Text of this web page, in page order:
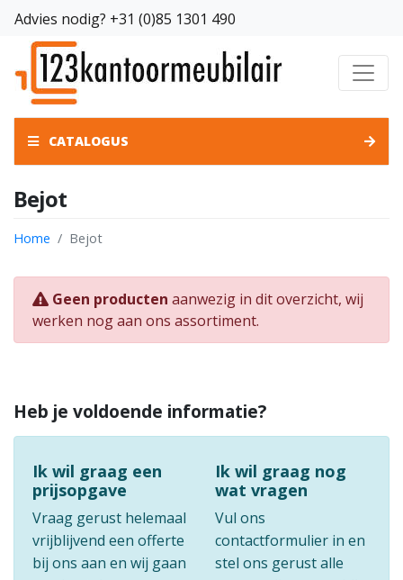
Advies nodig? +31 (0)85 1301 490
CATALOGUS
Bejot
Home Bejot
Geen producten aanwezig in dit overzicht, wij
werken nog aan ons assortiment.
Heb je voldoende informatie?
Ik wil graag een
prijsopgave
Vraag gerust helemaal
vrijblijvend een offerte
bij ons aan en wij gaan
Ik wil graag nog
wat vragen
Vul ons
contactformulier in en
stel ons gerust alle